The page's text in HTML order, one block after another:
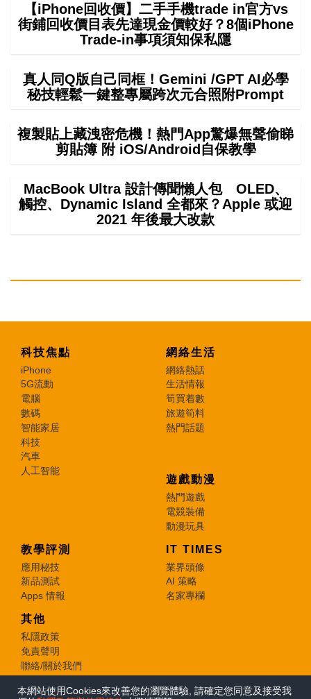
本網站使用Cookies來改善您的瀏覽體驗, 請確定您同意及接受我
【iPhone回收價】二手手機trade in官方vs
街鋪回收價目表先達現金價較好？8個iPhone
Trade-in事項須知保私隱
真人同Q版自己同框！Gemini /GPT AI必學
秘技輕鬆一鍵整專屬跨次元合照附Prompt
複製貼上藏洩密危機！熱門App驚爆無聲偷睇
剪貼簿 附 iOS/Android自保教學
MacBook Ultra 設計傳聞懶人包 OLED、
觸控、Dynamic Island 全都來？Apple 或迎
2021 年後最大改款
科技焦點
iPhone
5G流動
電腦
數碼
智能家居
科技
汽車
人工智能
網絡生活
網絡熱話
生活情報
筍買着數
旅遊筍料
熱門話題
遊戲動漫
熱門遊戲
電競裝備
動漫玩具
教學評測
應用秘技
新品測試
Apps 情報
IT TIMES
業界頭條
AI 策略
名家專欄
其他
私隱政策
免責聲明
聯絡/關於我們
© 2026 e-zone. All Rights Reserved.